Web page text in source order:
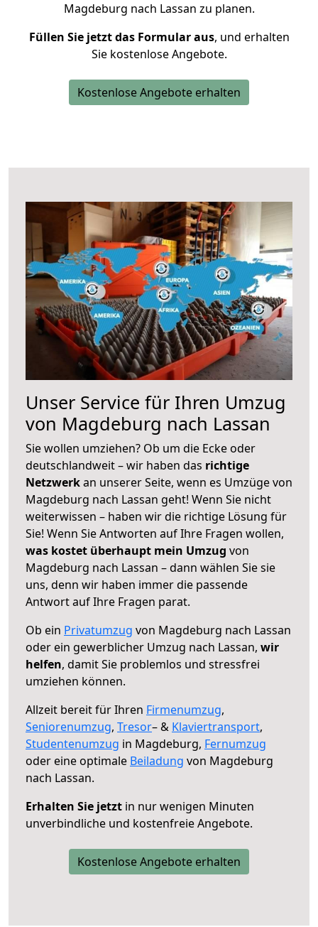
Magdeburg nach Lassan zu planen.
Füllen Sie jetzt das Formular aus, und erhalten
Sie kostenlose Angebote.
Kostenlose Angebote erhalten
Unser Service für Ihren Umzug
von Magdeburg nach Lassan
Sie wollen umziehen? Ob um die Ecke oder
deutschlandweit – wir haben das richtige
Netzwerkan unserer Seite, wenn es Umzüge von
Magdeburg nach Lassan geht! Wenn Sie nicht
weiterwissen – haben wir die richtige Lösung für
Sie! Wenn Sie Antworten auf Ihre Fragen wollen,
was kostet überhaupt mein Umzug von
Magdeburg nach Lassan – dann wählen Sie sie
uns, denn wir haben immer die passende
Antwort auf Ihre Fragen parat.
Ob ein Privatumzug von Magdeburg nach Lassan
oder ein gewerblicher Umzug nach Lassan, wir
helfen, damit Sie problemlos und stressfrei
umziehen können.
Allzeit bereit für Ihren Firmenumzug,
Seniorenumzug, Tresor– & Klaviertransport,
Studentenumzug in Magdeburg, Fernumzug
oder eine optimale Beiladung von Magdeburg
nach Lassan.
Erhalten Sie jetzt in nur wenigen Minuten
unverbindliche und kostenfreie Angebote.
Kostenlose Angebote erhalten